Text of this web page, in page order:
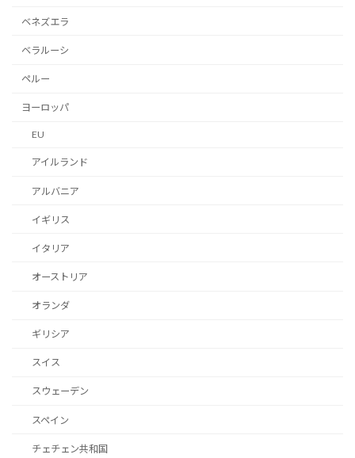
ベネズエラ
ベラルーシ
ペルー
ヨーロッパ
EU
アイルランド
アルバニア
イギリス
イタリア
オーストリア
オランダ
ギリシア
スイス
スウェーデン
スペイン
チェチェン共和国